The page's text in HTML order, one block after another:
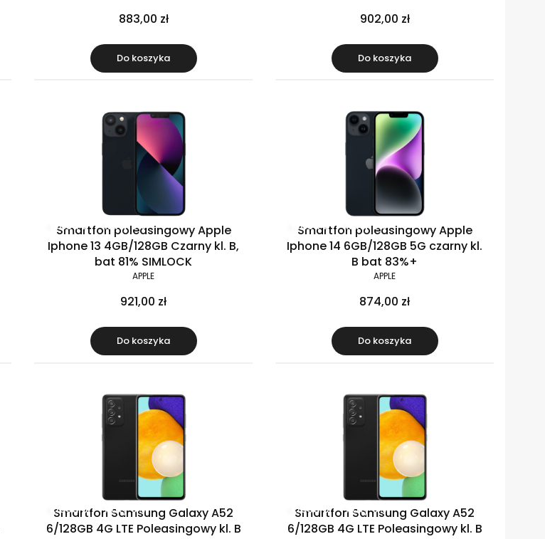
883,00 zł
Do koszyka
902,00 zł
Do koszyka
Klasa B Raty 0%
Smartfon poleasingowy Apple
Iphone 13 4GB/128GB Czarny kl. B,
bat 81% SIMLOCK
APPLE
921,00 zł
Do koszyka
Klasa B Raty 0%
Smartfon poleasingowy Apple
Iphone 14 6GB/128GB 5G czarny kl.
B bat 83%+
APPLE
874,00 zł
Do koszyka
Klasa B Raty 0%
Smartfon Samsung Galaxy A52
6/128GB 4G LTE Poleasingowy kl. B
Klasa B Raty 0%
Smartfon Samsung Galaxy A52
6/128GB 4G LTE Poleasingowy kl. B